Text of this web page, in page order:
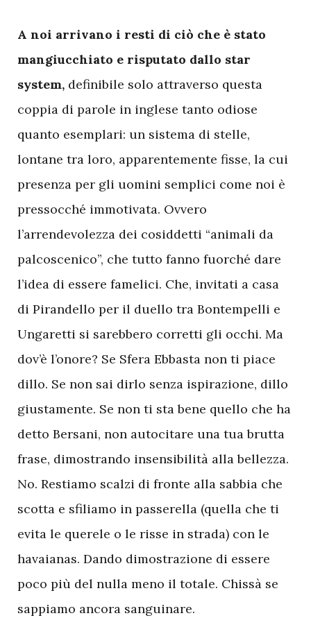
A noi arrivano i resti di ciò che è stato
mangiucchiato e risputato dallo star
system, definibile solo attraverso questa
coppia di parole in inglese tanto odiose
quanto esemplari: un sistema di stelle,
lontane tra loro, apparentemente fisse, la cui
presenza per gli uomini semplici come noi è
pressocché immotivata. Ovvero
l’arrendevolezza dei cosiddetti “animali da
palcoscenico”, che tutto fanno fuorché dare
l’idea di essere famelici. Che, invitati a casa
di Pirandello per il duello tra Bontempelli e
Ungaretti si sarebbero corretti gli occhi. Ma
dov’è l’onore? Se Sfera Ebbasta non ti piace
dillo. Se non sai dirlo senza ispirazione, dillo
giustamente. Se non ti sta bene quello che ha
detto Bersani, non autocitare una tua brutta
frase, dimostrando insensibilità alla bellezza.
No. Restiamo scalzi di fronte alla sabbia che
scotta e sfiliamo in passerella (quella che ti
evita le querele o le risse in strada) con le
havaianas. Dando dimostrazione di essere
poco più del nulla meno il totale. Chissà se
sappiamo ancora sanguinare.